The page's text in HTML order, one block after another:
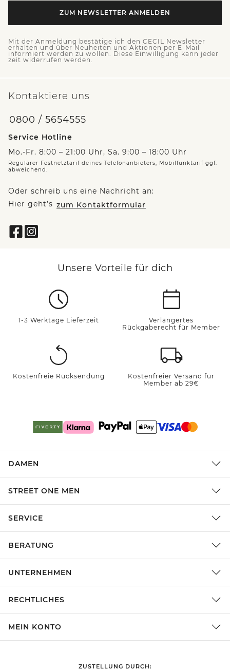
ZUM NEWSLETTER ANMELDEN
Mit der Anmeldung bestätige ich den CECIL Newsletter
erhalten und über Neuheiten und Aktionen per E-Mail
informiert werden zu wollen. Diese Einwilligung kann jeder
zeit widerrufen werden.
Kontaktiere uns
0800 / 5654555
Service Hotline
Mo.-Fr. 8:00 – 21:00 Uhr, Sa. 9:00 – 18:00 Uhr
Regulärer Festnetztarif deines Telefonanbieters, Mobilfunktarif ggf.
abweichend.
Oder schreib uns eine Nachricht an:
Hier geht’s zum Kontaktformular
Unsere Vorteile für dich
1-3 Werktage Lieferzeit
Verlängertes
Rückgaberecht für Member
Kostenfreie Rücksendung
Kostenfreier Versand für
Member ab 29€
DAMEN
STREET ONE MEN
SERVICE
BERATUNG
UNTERNEHMEN
RECHTLICHES
MEIN KONTO
ZUSTELLUNG DURCH: